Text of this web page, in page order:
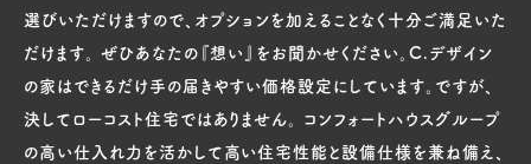
選びいただけますので、オプションを加えることなく十分ご満足いた
だけます。 ぜひあなたの『想い』をお聞かせください。C.デザイン
の家はできるだけ手の届きやすい価格設定にしています。ですが、
決してローコスト住宅ではありません。 コンフォートハウスグループ
の高い仕入れ力を活かして高い住宅性能と設備仕様を兼ね備え、